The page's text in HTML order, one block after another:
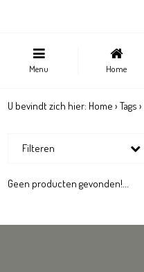
Menu Home
U bevindt zich hier: Home ›Tags ›
Filteren
Geen producten gevonden!...